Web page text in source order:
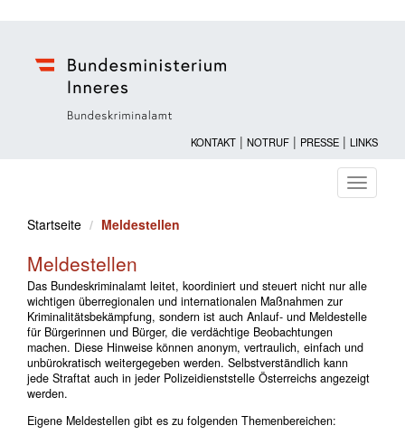
KONTAKT | NOTRUF | PRESSE | LINKS
ein-/
Startseite
Meldestellen
Meldestellen
Das Bundeskriminalamt leitet, koordiniert und steuert nicht nur alle
wichtigen überregionalen und internationalen Maßnahmen zur
Kriminalitätsbekämpfung, sondern ist auch Anlauf- und Meldestelle
für Bürgerinnen und Bürger, die verdächtige Beobachtungen
machen. Diese Hinweise können anonym, vertraulich, einfach und
unbürokratisch weitergegeben werden. Selbstverständlich kann
jede Straftat auch in jeder Polizeidienststelle Österreichs angezeigt
werden.
Eigene Meldestellen gibt es zu folgenden Themenbereichen: